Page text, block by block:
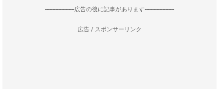
--------------------広告の後に記事があります--------------------
広告 / スポンサーリンク